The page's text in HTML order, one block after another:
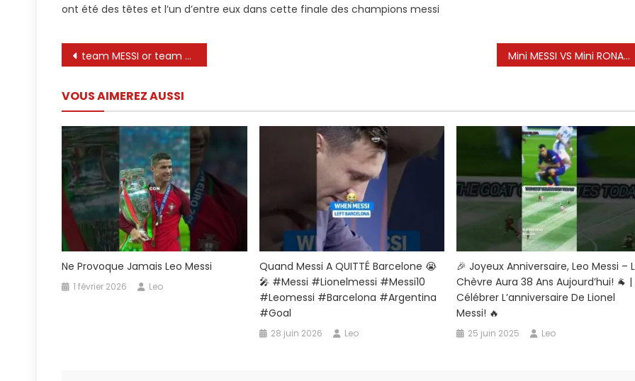
Difficile
ont été des têtes et l’un d’entre eux dans cette finale des champions messi
Navigation
l’article
team MESSI or team RONALDO? 🤔 Mini MESSI VS Mini RONALDO ! (Ronaldo met un arc-en-ciel à messi)
VOUS AIMEREZ AUSSI
Ne Provoque Jamais Leo Messi
1 février 2026 Leo
Quand Messi A QUITTÉ Barcelone 😭
🎤 #messi #lionelmessi #messi10
#leomessi #barcelona #argentina
#goal
28 juin 2026 Leo
🎉 Joyeux Anniversaire, Leo Messi –
Chèvre Aura 38 Ans Aujourd’hui! 🐐 |
Célébrer L’anniversaire De Lionel
Messi! 🔥
25 juin 2025 Leo